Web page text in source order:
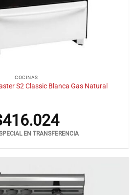
COCINAS
S2 Classic Blanca Gas Natural
416.024
EN TRANSFERENCIA